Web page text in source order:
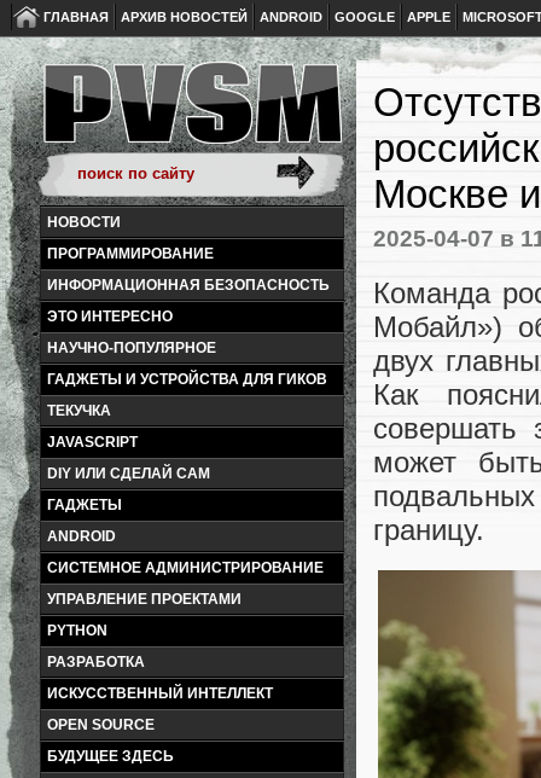
ГЛАВНАЯ АРХИВ НОВОСТЕЙ ANDROID GOOGLE APPLE
НОВОСТИ
ПРОГРАММИРОВАНИЕ
ИНФОРМАЦИОННАЯ БЕЗОПАСНОСТЬ
ЭТО ИНТЕРЕСНО
НАУЧНО-ПОПУЛЯРНОЕ
ГАДЖЕТЫ И УСТРОЙСТВА ДЛЯ ГИКОВ
ТЕКУЧКА
JAVASCRIPT
DIY ИЛИ СДЕЛАЙ САМ
ГАДЖЕТЫ
ANDROID
СИСТЕМНОЕ АДМИНИСТРИРОВАНИЕ
УПРАВЛЕНИЕ ПРОЕКТАМИ
PYTHON
РАЗРАБОТКА
ИСКУССТВЕННЫЙ ИНТЕЛЛЕКТ
OPEN SOURCE
БУДУЩЕЕ ЗДЕСЬ
Москве
2025-04-07 в
Команда
Мобайл»)
двух
Как
совершать
может
границу.